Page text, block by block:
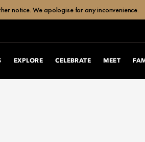
notice. We apologise for any inconvenience.
EXPLORE CELEBRATE MEET